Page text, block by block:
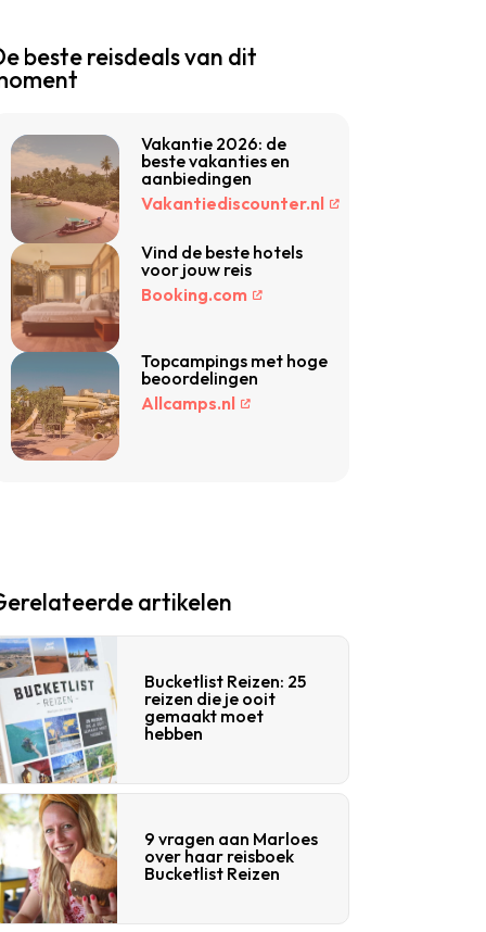
beste reisdeals van dit
Vakantie 2026: de
beste vakanties en
aanbiedingen
Vakantiediscounter.nl
Vind de beste hotels
voor jouw reis
Booking.com
Topcampings met hoge
beoordelingen
Allcamps.nl
artikelen
Bucketlist Reizen: 25
reizen die je ooit
gemaakt moet
hebben
9 vragen aan Marloes
over haar reisboek
Bucketlist Reizen